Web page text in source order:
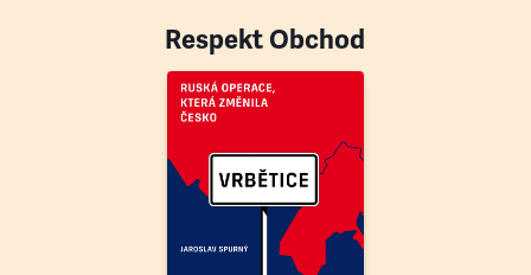
Respekt Obchod